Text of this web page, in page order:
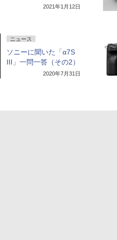
2021年1月12日
ニュース
ソニーに聞いた「α7S
III」一問一答（その2）
2020年7月31日